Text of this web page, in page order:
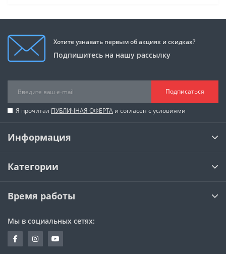
Хотите узнавать первым об акциях и скидках?
Подпишитесь на нашу рассылку
Подписаться
Я прочитал ПУБЛИЧНАЯ ОФЕРТА и согласен с условиями
Информация
Категории
Время работы
Мы в социальных сетях: